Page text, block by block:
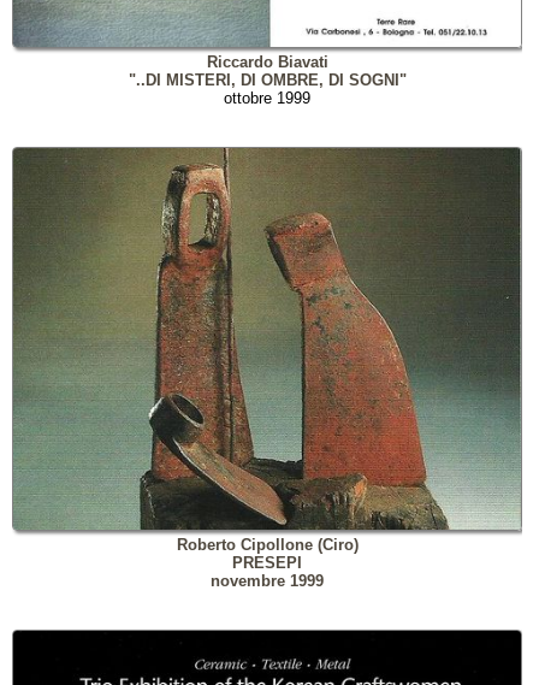
Riccardo Biavati
"..DI MISTERI, DI OMBRE, DI SOGNI"
ottobre 1999
Roberto Cipollone (Ciro)
PRESEPI
novembre 1999